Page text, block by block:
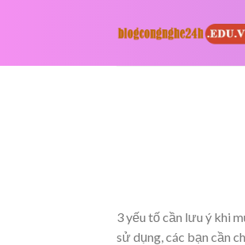
3 yếu tố cần lưu ý khi
sử dụng, các bạn cần